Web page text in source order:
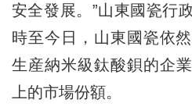
安全發展。”山東國瓷行
時至今日，山東國瓷依
生産納米級鈦酸鋇的企
上的市場份額。